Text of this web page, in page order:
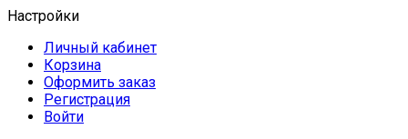
Настройки
Личный кабинет
Корзина
Оформить заказ
Регистрация
Войти